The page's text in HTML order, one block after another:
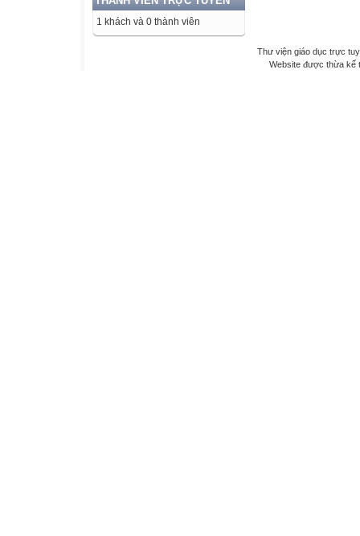
1 khách và 0 thành viên
Thư viện giáo dục trực
Website được thừa kế